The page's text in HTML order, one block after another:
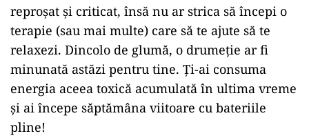
reproșat și criticat, însă nu ar strica să începi o
terapie (sau mai multe) care să te ajute să te
relaxezi. Dincolo de glumă, o drumeție ar fi
minunată astăzi pentru tine. Ți-ai consuma
energia aceea toxică acumulată în ultima vreme
și ai începe săptămâna viitoare cu bateriile
pline!